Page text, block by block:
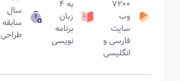
۷۲۰۰
وب
سایت
فارسی و
انگلیسی
به ۴
زبان
برنامه
نویسی
سال
سابقه
طراحی